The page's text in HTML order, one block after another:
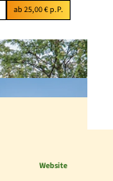
ab 25,00 € p.P.
Website